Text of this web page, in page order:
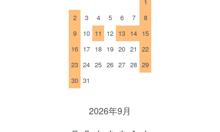
2
3 4 5 6 7
8
9
10 11 12 13 14 15
16 17 18 19 20 21
22
23 24 25 26 27 28 29
30 31
2026年9月